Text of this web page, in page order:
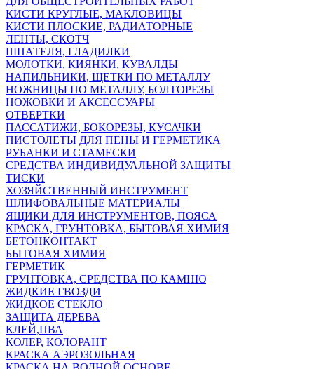
КИСТИ КРУГЛЫЕ, МАКЛОВИЦЫ
КИСТИ ПЛОСКИЕ, РАДИАТОРНЫЕ
ЛЕНТЫ, СКОТЧ
ШПАТЕЛЯ, ГЛАДИЛКИ
МОЛОТКИ, КИЯНКИ, КУВАЛДЫ
НАПИЛЬНИКИ, ЩЕТКИ ПО МЕТАЛЛУ
НОЖНИЦЫ ПО МЕТАЛЛУ, БОЛТОРЕЗЫ
НОЖОВКИ И АКСЕССУАРЫ
ОТВЕРТКИ
ПАССАТИЖИ, БОКОРЕЗЫ, КУСАЧКИ
ПИСТОЛЕТЫ ДЛЯ ПЕНЫ И ГЕРМЕТИКА
РУБАНКИ И СТАМЕСКИ
СРЕДСТВА ИНДИВИДУАЛЬНОЙ ЗАЩИТЫ
ТИСКИ
ХОЗЯЙСТВЕННЫЙ ИНСТРУМЕНТ
ШЛИФОВАЛЬНЫЕ МАТЕРИАЛЫ
ЯЩИКИ ДЛЯ ИНСТРУМЕНТОВ, ПОЯСА
КРАСКА, ГРУНТОВКА, БЫТОВАЯ ХИМИЯ
БЕТОНКОНТАКТ
БЫТОВАЯ ХИМИЯ
ГЕРМЕТИК
ГРУНТОВКА, СРЕДСТВА ПО КАМНЮ
ЖИДКИЕ ГВОЗДИ
ЖИДКОЕ СТЕКЛО
ЗАЩИТА ДЕРЕВА
КЛЕЙ,ПВА
КОЛЕР, КОЛОРАНТ
КРАСКА АЭРОЗОЛЬНАЯ